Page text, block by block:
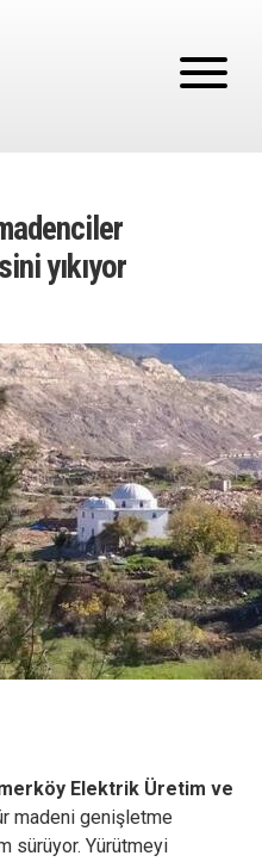
yıkıyor
Elektrik Üretim ve
madeni genişletme
sürüyor. Yürütmeyi